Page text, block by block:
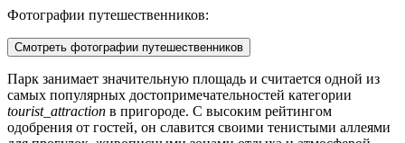
Фотографии путешественников:
Смотреть фотографии путешественников
Парк занимает значительную площадь и считается одной из
самых популярных достопримечательностей категории
tourist_attraction в пригороде. С высоким рейтингом
одобрения от гостей, он славится своими тенистыми аллеями